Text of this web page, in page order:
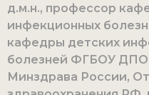
д.м.н., профессор
инфекционных
кафедры детских
болезней ФГБОУ
Минздрава России,